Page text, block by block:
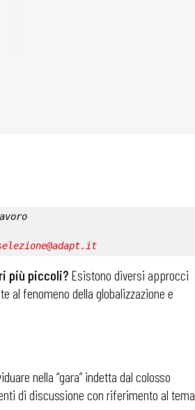
più piccoli? Esistono diversi approcci
fenomeno della globalizzazione e
nella “gara” indetta dal colosso
di discussione con riferimento al tema